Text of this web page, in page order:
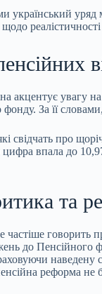
український уряд
реалістичності
акцентує увагу
За її
свідчать про
впала до
та
говорить
до Пенсійного
наведену
реформа не